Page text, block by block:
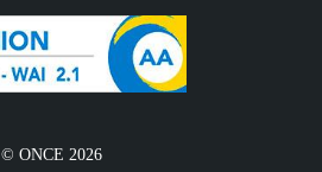
© ONCE 2026